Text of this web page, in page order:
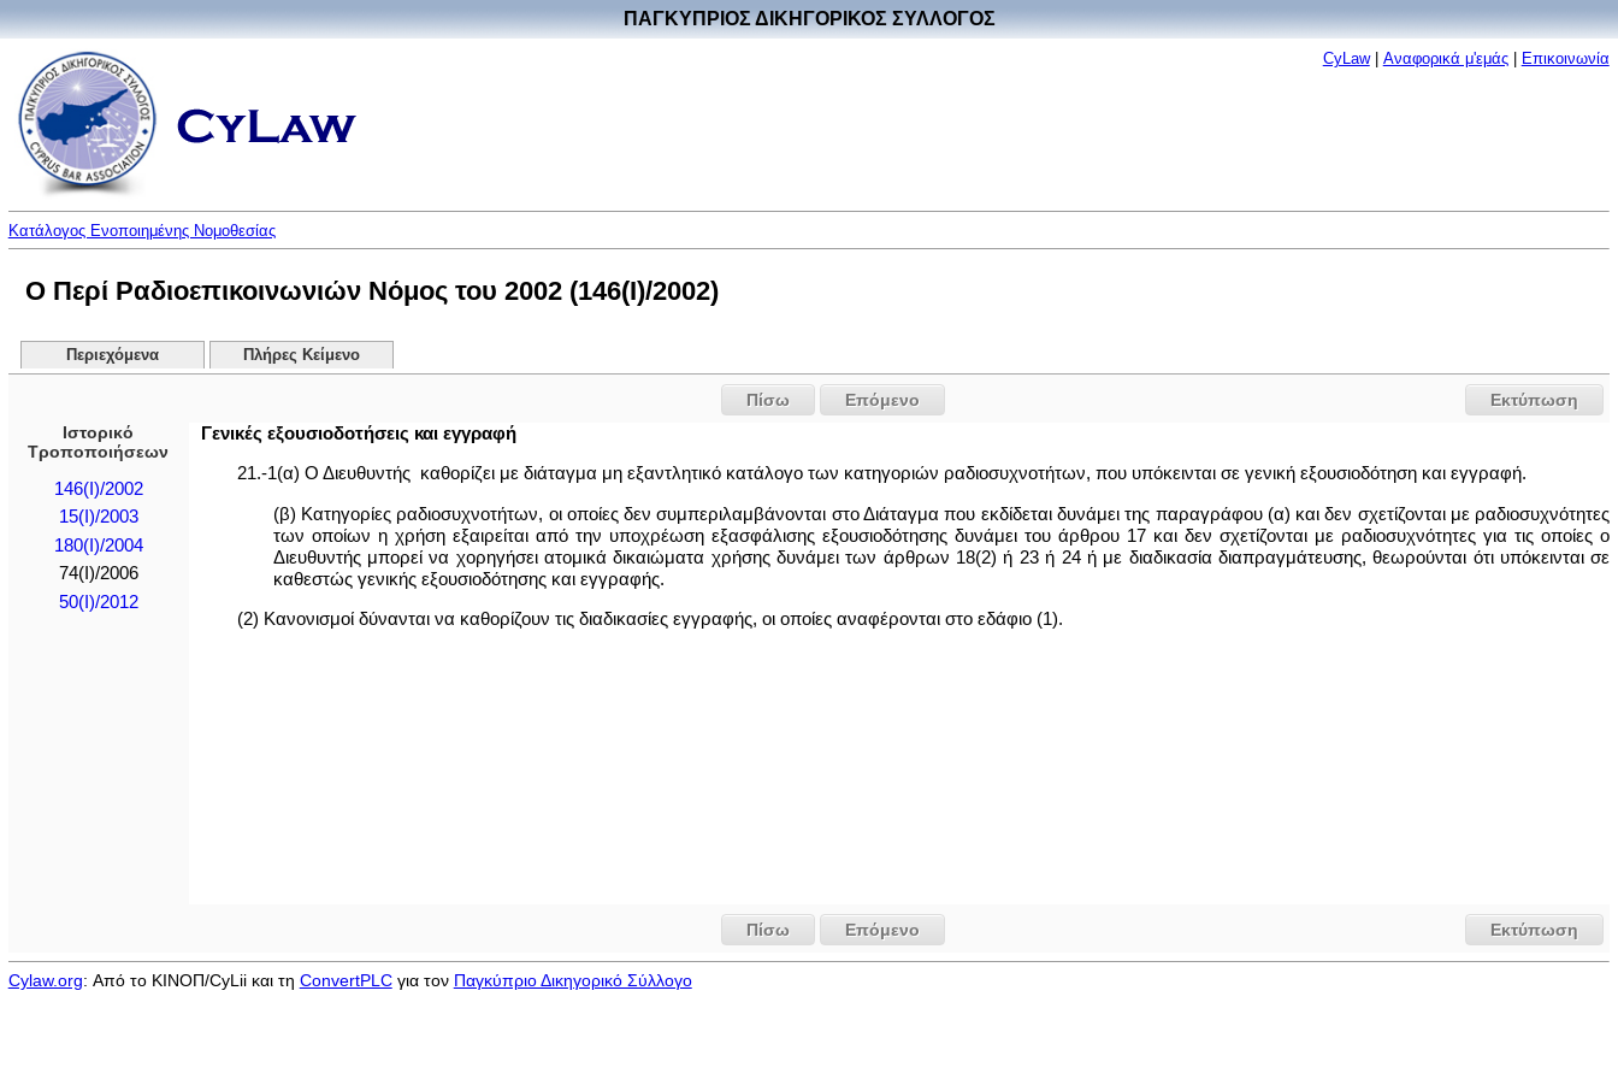
ΠΑΓΚΥΠΡΙΟΣ ΔΙΚΗΓΟΡΙΚΟΣ ΣΥΛΛΟΓΟΣ
CyLaw| Αναφορικά μ'εμάς| Επικοινωνία
Κατάλογος Ενοποιημένης Νομοθεσίας
Ο Περί Ραδιοεπικοινωνιών Νόμος του 2002 (146(I)/2002)
Περιεχόμενα Πλήρες Κείμενο
Εκτύπωση
Πίσω
Επόμενο
Ιστορικό
Τροποποιήσεων
146(I)/2002
15(I)/2003
180(I)/2004
74(I)/2006
50(I)/2012
Γενικές εξουσιοδοτήσεις και εγγραφή
21.-1(α) Ο Διευθυντής καθορίζει με διάταγμα μη εξαντλητικό κατάλογο των κατηγοριών ραδιοσυχνοτήτων, που υπόκεινται σε γενική εξουσιοδότηση και εγγραφή.
(β) Κατηγορίες ραδιοσυχνοτήτων, οι οποίες δεν συμπεριλαμβάνονται στο Διάταγμα που εκδίδεται δυνάμει της παραγράφου (α) και δεν σχετίζονται με ραδιοσυχνότητες
των οποίων η χρήση εξαιρείται από την υποχρέωση εξασφάλισης εξουσιοδότησης δυνάμει του άρθρου 17 και δεν σχετίζονται με ραδιοσυχνότητες για τις οποίες ο
Διευθυντής μπορεί να χορηγήσει ατομικά δικαιώματα χρήσης δυνάμει των άρθρων 18(2) ή 23 ή 24 ή με διαδικασία διαπραγμάτευσης, θεωρούνται ότι υπόκεινται σε
καθεστώς γενικής εξουσιοδότησης και εγγραφής.
(2) Κανονισμοί δύνανται να καθορίζουν τις διαδικασίες εγγραφής, οι οποίες αναφέρονται στο εδάφιο (1).
Εκτύπωση
Πίσω Επόμενο
Cylaw.org: Από το ΚΙΝOΠ/CyLii και τη ConvertPLCγια τον Παγκύπριο Δικηγορικό Σύλλογο